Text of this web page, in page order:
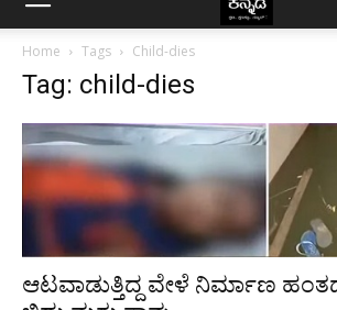
Home Tags Child-dies
Tag: child-dies
ಆಟವಾಡುತ್ತಿದ್ದ ವೇಳೆ ನಿರ್ಮಾಣ